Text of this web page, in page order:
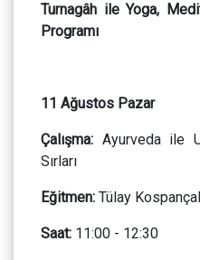
Turnagâh ile Yoga,
Programı
11 Ağustos Pazar
Çalışma: Ayurveda ile
Sırları
Eğitmen: Tülay
Saat: 11:00 - 12:30